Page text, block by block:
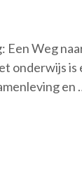
Een Weg
onderwijs is
en